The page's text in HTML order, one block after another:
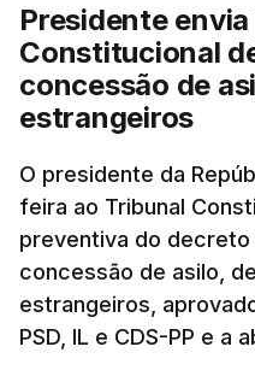
Presidente
Constitucional
concessão de
estrangeiros
O presidente da
feira ao Tribunal
preventiva do
concessão de asilo,
estrangeiros,
PSD, IL e CDS-PP e a